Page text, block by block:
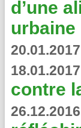
d’une
urbaine
20.01.2017
18.01.2017
contre
26.12.2016